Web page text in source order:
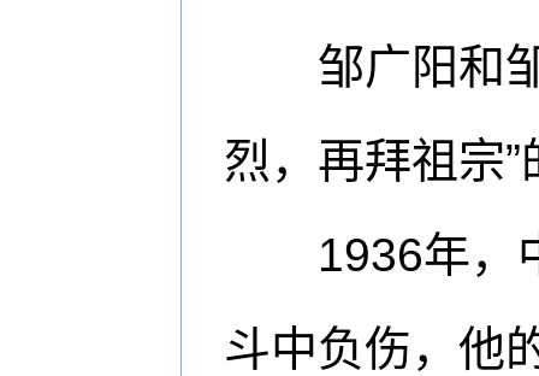
邹广阳和邹
烈，再拜祖宗
1936年，中
斗中负伤，他